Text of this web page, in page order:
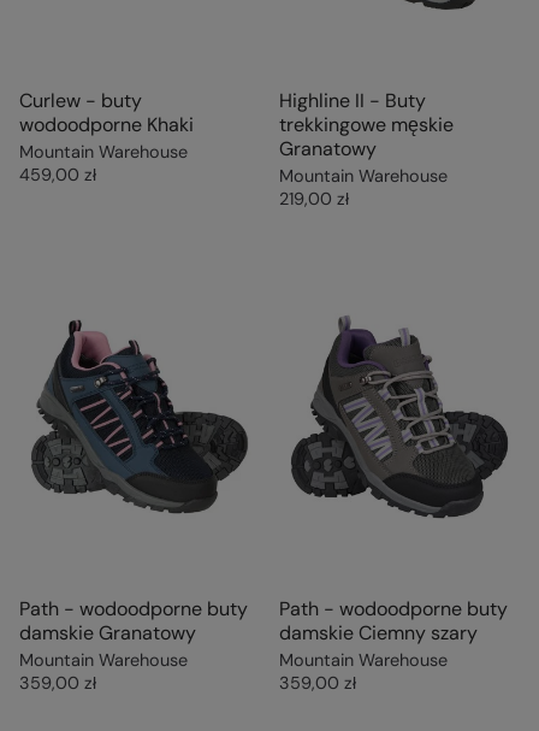
Curlew - buty
wodoodporne Khaki
Mountain Warehouse
459,00 zł
Highline II - Buty
trekkingowe męskie
Granatowy
Mountain Warehouse
219,00 zł
Path - wodoodporne buty
damskie Granatowy
Mountain Warehouse
359,00 zł
Path - wodoodporne buty
damskie Ciemny szary
Mountain Warehouse
359,00 zł